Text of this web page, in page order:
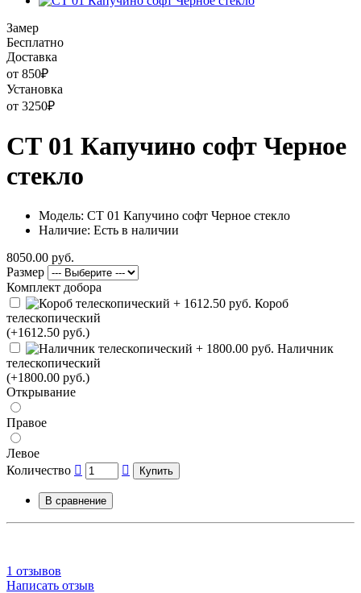
Замер
Бесплатно
Доставка
от 850₽
Установка
от 3250₽
СТ 01 Капучино софт Черное
стекло
Модель: СТ 01 Капучино софт Черное стекло
Наличие: Есть в наличии
8050.00 руб.
Размер
Комплект добора
Короб
телескопический
(+1612.50 руб.)
Наличник
телескопический
(+1800.00 руб.)
Открывание
Правое
Левое
Количество
Купить
В сравнение
1 отзывов
Написать отзыв